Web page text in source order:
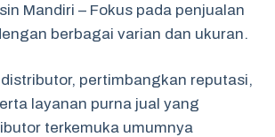
Mandiri – Fokus pada penjualan
berbagai varian dan ukuran.
pertimbangkan reputasi,
layanan purna jual yang
terkemuka umumnya